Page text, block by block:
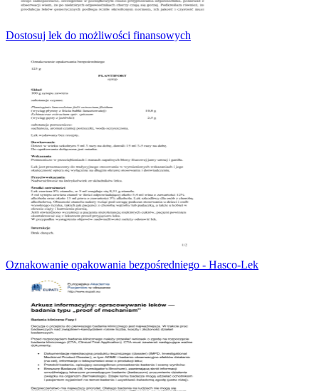
Dostosuj lek do możliwości finansowych
Oznakowanie opakowania bezpośredniego - Hasco-Lek